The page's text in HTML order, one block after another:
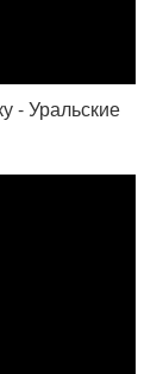
- Уральские